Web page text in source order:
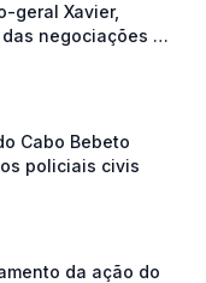
geral Xavier,
negociações da
fortalecimento dos
Cabo Bebeto
policiais civis
da ação do